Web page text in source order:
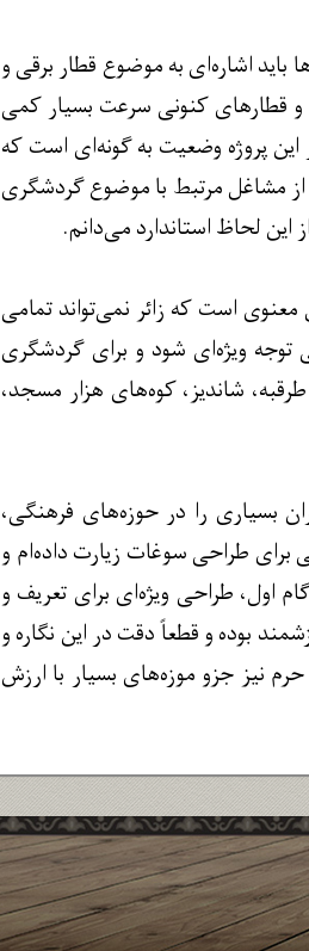
اشاره‌ای به موضوع قطار برقی و
و قطارهای کنونی سرعت بسیار کمی
پروژه وضعیت به گونه‌ای است که
مشاغل مرتبط با موضوع گردشگری
لحاظ استاندارد می‌دانم.
است که زائر نمی‌تواند تمامی
توجه ویژه‌ای شود و برای گردشگری
شاندیز، کوه‌های هزار مسجد،
بسیاری را در حوزه‌های فرهنگی،
طراحی سوغات زیارت داده‌ام و
اول، طراحی ویژه‌ای برای تعریف و
بوده و قطعاً دقت در این نگاره و
نیز جزو موزه‌های بسیار با ارزش